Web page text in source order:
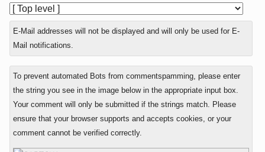
E-Mail addresses will not be displayed and will only be used for E-
Mail notifications.
To prevent automated Bots from commentspamming, please enter
the string you see in the image below in the appropriate input box.
Your comment will only be submitted if the strings match. Please
ensure that your browser supports and accepts cookies, or your
comment cannot be verified correctly.